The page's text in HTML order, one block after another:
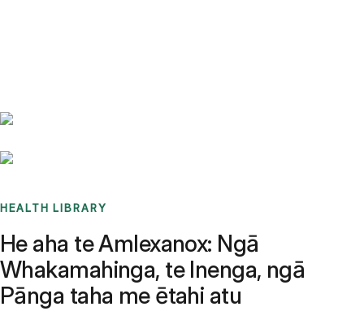
HEALTH LIBRARY
He aha te Amlexanox: Ngā
Whakamahinga, te Inenga, ngā
Pānga taha me ētahi atu